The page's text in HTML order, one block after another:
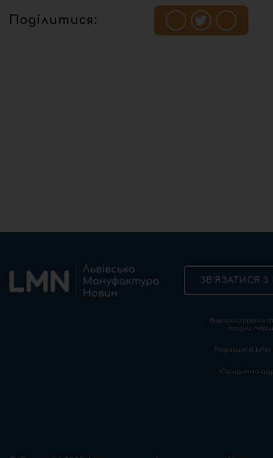
Поділитися:
ЗВ’ЯЗАТИСЯ
Використання
згадки
Редакція
Юридична